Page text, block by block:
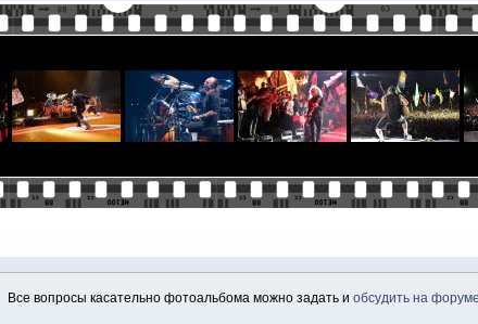
Все вопросы касательно фотоальбома можно задать и обсудить на